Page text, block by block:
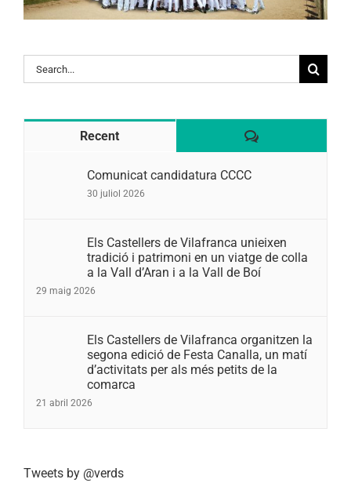
Search
for:
Recent Comentaris
Comunicat candidatura CCCC
30 juliol 2026
Els Castellers de Vilafranca unieixen
tradició i patrimoni en un viatge de colla
a la Vall d’Aran i a la Vall de Boí
29 maig 2026
Els Castellers de Vilafranca organitzen la
segona edició de Festa Canalla, un matí
d’activitats per als més petits de la
comarca
21 abril 2026
Tweets by @verds